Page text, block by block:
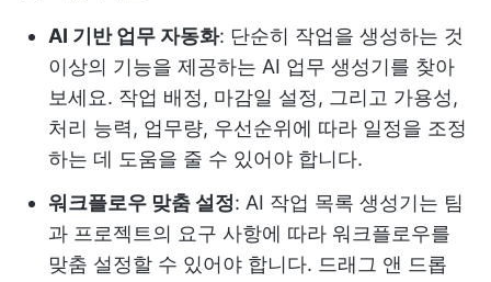
AI 기반 업무 자동화: 단순히 작업을 생성하는 것
이상의 기능을 제공하는 AI 업무 생성기를 찾아
보세요. 작업 배정, 마감일 설정, 그리고 가용성,
처리 능력, 업무량, 우선순위에 따라 일정을 조정
하는 데 도움을 줄 수 있어야 합니다.
워크플로우 맞춤 설정: AI 작업 목록 생성기는 팀
과 프로젝트의 요구 사항에 따라 워크플로우를
맞춤 설정할 수 있어야 합니다. 드래그 앤 드롭